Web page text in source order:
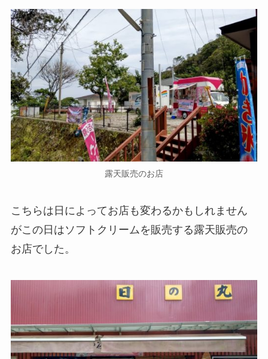
露天販売のお店
こちらは日によってお店も変わるかもしれません
がこの日はソフトクリームを販売する露天販売の
お店でした。